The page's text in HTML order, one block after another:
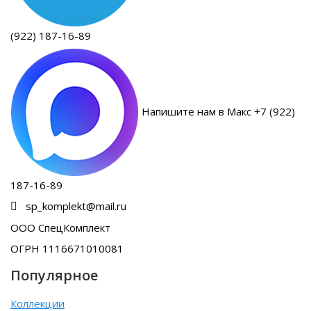
(922) 187-16-89
Напишите нам в Макс +7 (922)
187-16-89
sp_komplekt@mail.ru
ООО СпецКомплект
ОГРН 1116671010081
Популярное
Коллекции